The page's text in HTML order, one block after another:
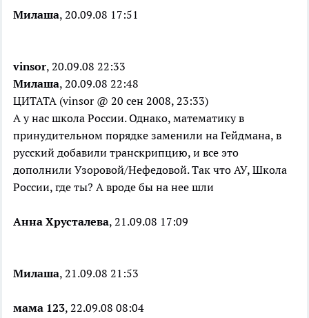
Милаша, 20.09.08 17:51
vinsor, 20.09.08 22:33
Милаша, 20.09.08 22:48
ЦИТАТА (vinsor @ 20 сен 2008, 23:33)
А у нас школа России. Однако, математику в
принудительном порядке заменили на Гейдмана, в
русский добавили транскрипцию, и все это
дополнили Узоровой/Нефедовой. Так что АУ, Школа
России, где ты? А вроде бы на нее шли
Анна Хрусталева, 21.09.08 17:09
Милаша, 21.09.08 21:53
мама 123, 22.09.08 08:04